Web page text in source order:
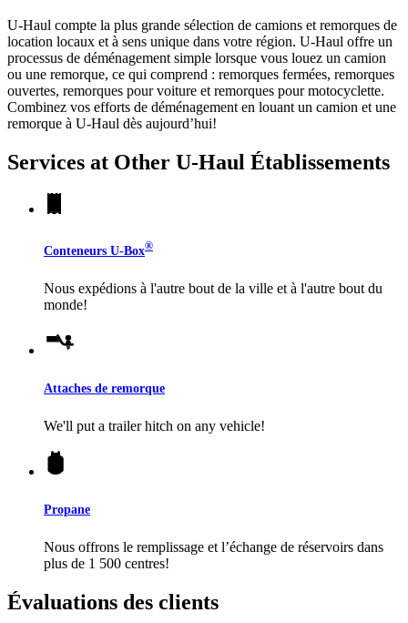
U-Haul compte la plus grande sélection de camions et remorques de
location locaux et à sens unique dans votre région. U-Haul offre un
processus de déménagement simple lorsque vous louez un camion
ou une remorque, ce qui comprend : remorques fermées, remorques
ouvertes, remorques pour voiture et remorques pour motocyclette.
Combinez vos efforts de déménagement en louant un camion et une
remorque à U-Haul dès aujourd’hui!
Services at Other U-Haul Établissements
Conteneurs U-Box®
Nous expédions à l'autre bout de la ville et à l'autre bout du
monde!
Attaches de remorque
We'll put a trailer hitch on any vehicle!
Propane
Nous offrons le remplissage et l’échange de réservoirs dans
plus de 1 500 centres!
Évaluations des clients